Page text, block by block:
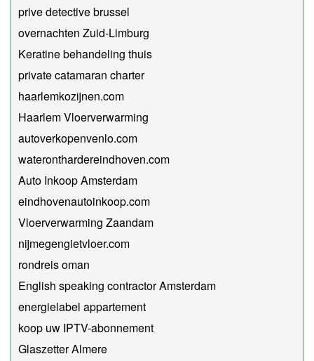
prive detective brussel
overnachten Zuid-Limburg
Keratine behandeling thuis
private catamaran charter
haarlemkozijnen.com
Haarlem Vloerverwarming
autoverkopenvenlo.com
wateronthardereindhoven.com
Auto Inkoop Amsterdam
eindhovenautoinkoop.com
Vloerverwarming Zaandam
nijmegengietvloer.com
rondreis oman
English speaking contractor Amsterdam
energielabel appartement
koop uw IPTV-abonnement
Glaszetter Almere